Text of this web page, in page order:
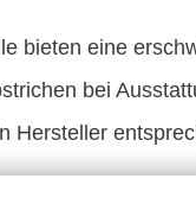
bieten eine
bei
Hersteller